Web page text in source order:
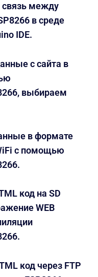
между
в среде
IDE.
с сайта в
выбираем
в формате
с помощью
код на SD
WEB
код через FTP